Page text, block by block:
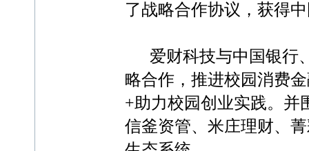
了战略合作协议，获得
爱财科技与中国银行
略合作，推进校园消费
+助力校园创业实践。并
信釜资管、米庄理财、